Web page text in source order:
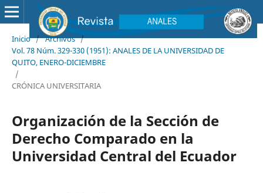
Inicio / Archivos /
Vol. 78 Núm. 329-330 (1951): ANALES DE LA UNIVERSIDAD DE
QUITO, ENERO-DICIEMBRE
/
CRÓNICA UNIVERSITARIA
Organización de la Sección de
Derecho Comparado en la
Universidad Central del Ecuador